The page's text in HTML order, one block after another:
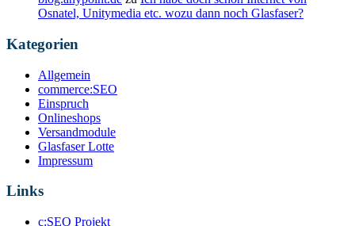
Osnatel, Unitymedia etc. wozu dann noch Glasfaser?
Kategorien
Allgemein
commerce:SEO
Einspruch
Onlineshops
Versandmodule
Glasfaser Lotte
Impressum
Links
c:SEO Projekt